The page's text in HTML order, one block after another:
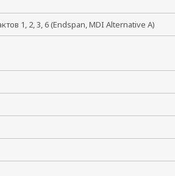
1, 2, 3, 6 (Endspan, MDI Alternative A)